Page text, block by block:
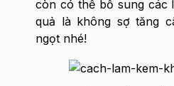
còn có thể bổ sung các
quả là không sợ tăng
ngọt nhé!